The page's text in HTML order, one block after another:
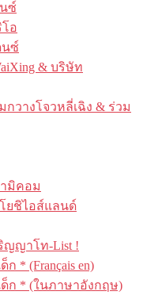
ซ์
โอ
นซ์
& บริษัท
กวางโจวหลี่เฉิง & ร่วม
มิคอม
ยชิไอส์แลนด์
ริญญาโท-List !
ก * (Français en)
ด็ก * (ในภาษาอังกฤษ)